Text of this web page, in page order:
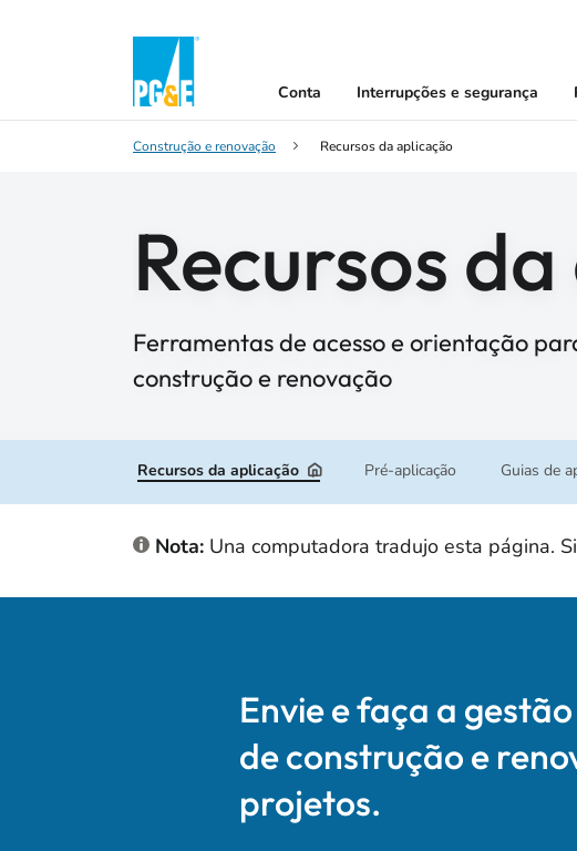
Conta Interrupções e segurança
Construção e renovação Recursos da aplicação
Recursos
Ferramentas de acesso e orientação
construção e renovação
Recursos da aplicação Pré-aplicação Guias de
Nota: Una computadora tradujo esta página.
Envie e faça a
de construção e
projetos.